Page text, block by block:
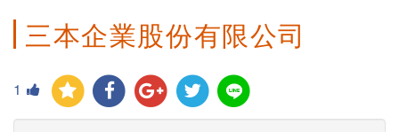
三本企業股份有限公司
1